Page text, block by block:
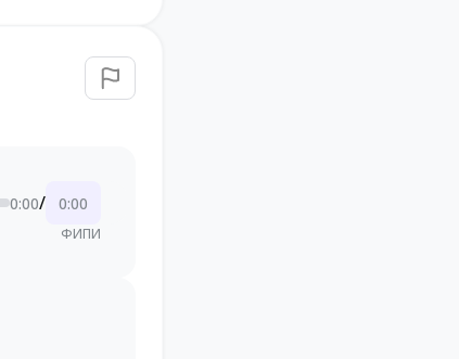
0:00/ 0:00
ФИПИ